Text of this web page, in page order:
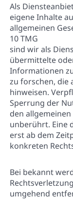
Als
eigene Inhalte
allgemeinen
10 TMG
sind wir als
übermittelte
Informationen
zu forschen, die
hinweisen.
Sperrung der
den
unberührt. Eine
erst ab dem
konkreten
Bei bekannt
umgehend